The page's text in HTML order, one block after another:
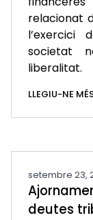
relacionat
l’exercici
societat
liberalitat.
LLEGIU-NE
setembre 23,
deutes